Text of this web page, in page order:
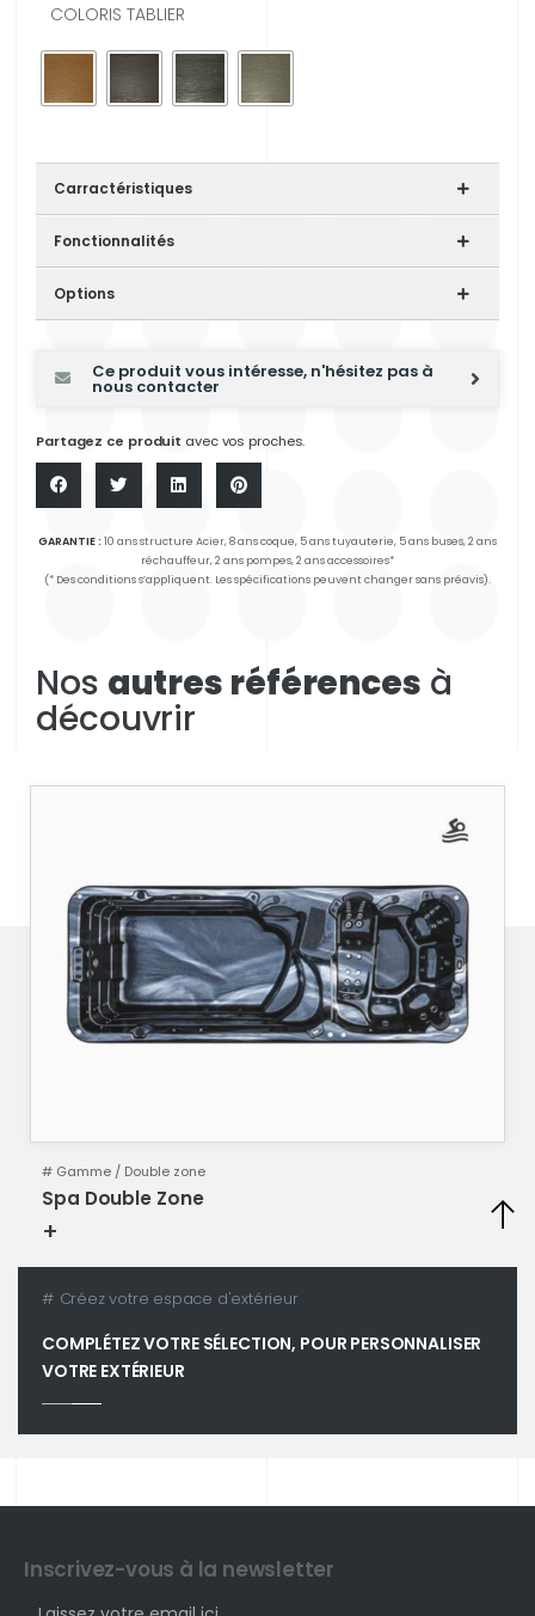
COLORIS TABLIER
Carractéristiques
Fonctionnalités
Options
Ce produit vous intéresse, n'hésitez pas à
nous contacter
Partagez ce produit avec vos proches.
GARANTIE : 10 ans structure Acier, 8 ans coque, 5 ans tuyauterie, 5 ans buses, 2 ans
réchauffeur, 2 ans pompes, 2 ans accessoires*
(* Des conditions s’appliquent. Les spécifications peuvent changer sans préavis).
Nos autres références à
découvrir
# Créez votre espace d'extérieur
COMPLÉTEZ VOTRE SÉLECTION, POUR PERSONNALISER
VOTRE EXTÉRIEUR
# Gamme / Double zone
Spa Double Zone
+
Inscrivez-vous à la newsletter